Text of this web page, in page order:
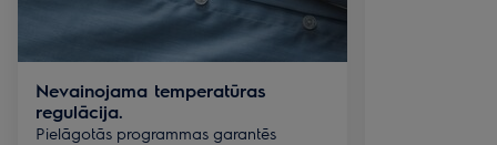
Nevainojama temperatūras
regulācija.
Pielāgotās programmas garantēs